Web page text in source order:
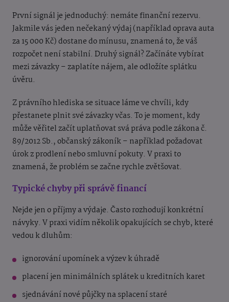
První signál je jednoduchý: nemáte finanční rezervu.
Jakmile vás jeden nečekaný výdaj (například oprava auta
za 15 000 Kč) dostane do mínusu, znamená to, že váš
rozpočet není stabilní. Druhý signál? Začínáte vybírat
mezi závazky – zaplatíte nájem, ale odložíte splátku
úvěru.
Z právního hlediska se situace láme ve chvíli, kdy
přestanete plnit své závazky včas. To je moment, kdy
může věřitel začít uplatňovat svá práva podle zákona č.
89/2012 Sb., občanský zákoník – například požadovat
úrok z prodlení nebo smluvní pokuty. V praxi to
znamená, že problém se začne rychle zvětšovat.
Typické chyby při správě financí
Nejde jen o příjmy a výdaje. Často rozhodují konkrétní
návyky. V praxi vidím několik opakujících se chyb, které
vedou k dluhům:
ignorování upomínek a výzev k úhradě
placení jen minimálních splátek u kreditních karet
sjednávání nové půjčky na splacení staré